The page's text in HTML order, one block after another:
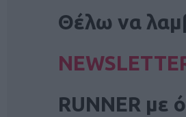
Θέλω να
RUNNER με